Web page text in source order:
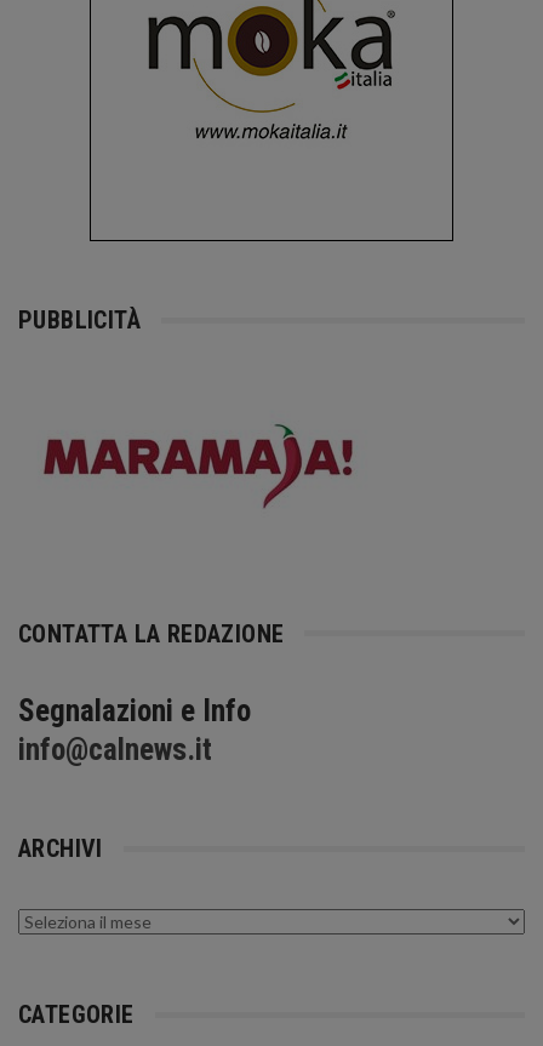
PUBBLICITÀ
CONTATTA LA REDAZIONE
Segnalazioni e Info
info@calnews.it
ARCHIVI
Archivi
CATEGORIE